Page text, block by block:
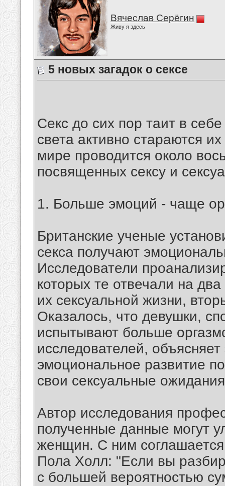
Вячеслав Серёгин
Живу я здесь
5 новых загадок о сексе
Секс до сих пор таит в
света активно стараются
мире проводится около
посвященных сексу и
1. Больше эмоций - чаще
Британские ученые
секса получают
Исследователи
которых те отвечали на
их сексуальной жизни,
Оказалось, что девушки,
испытывают больше
исследователей, объясняет
эмоциональное развитие
свои сексуальные
Автор исследования
полученные данные могут
женщин. С ним соглашается
Пола Холл: "Если вы
с большей вероятностью